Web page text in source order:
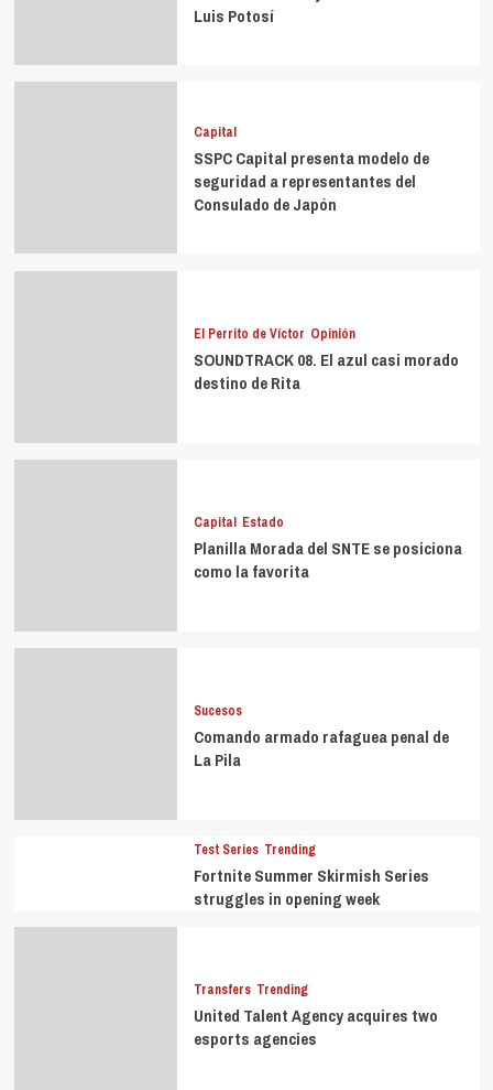
Luis Potosí
Capital
SSPC Capital presenta modelo de
seguridad a representantes del
Consulado de Japón
El Perrito de Víctor Opinión
SOUNDTRACK 08. El azul casi morado
destino de Rita
Capital Estado
Planilla Morada del SNTE se posiciona
como la favorita
Sucesos
Comando armado rafaguea penal de
La Pila
Test Series Trending
Fortnite Summer Skirmish Series
struggles in opening week
Transfers Trending
United Talent Agency acquires two
esports agencies